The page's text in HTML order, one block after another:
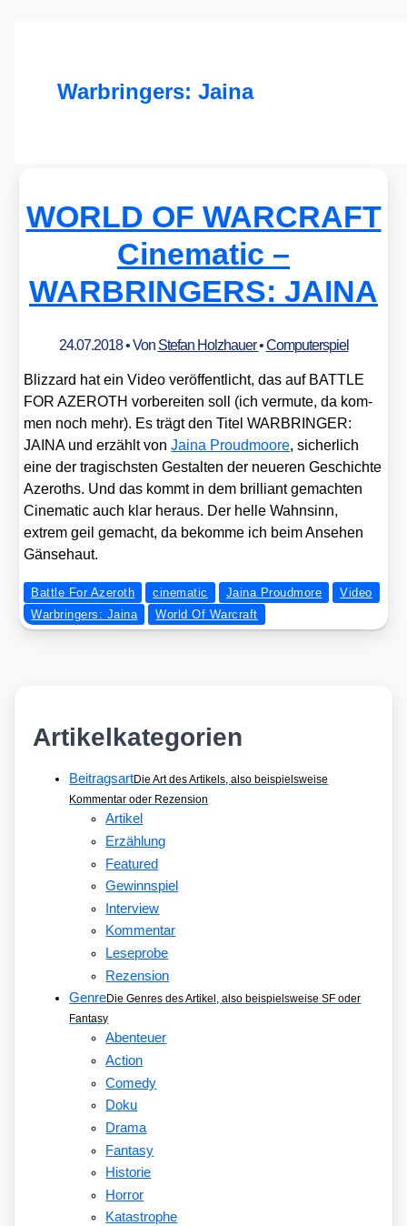
Warbringers: Jaina
WORLD OF WARCRAFT
Cinematic –
WARBRINGERS: JAINA
24.07.2018• Von Stefan Holzhauer•Computerspiel
Bliz­zard hat ein Video ver­öf­fent­licht, das auf BATTLE
FOR AZEROTH vor­be­rei­ten soll (ich ver­mu­te, da kom­
men noch mehr). Es trägt den Titel WARBRINGER:
JAINA und erzählt vonJai­na Proud­moo­re, sicher­lich
eine der tra­gischs­ten Gestal­ten der neue­ren Geschich­te
Azeroths. Und das kommt in dem bril­li­ant gemach­ten
Cine­ma­tic auch klar her­aus. Der hel­le Wahn­sinn,
extrem geil gemacht, da bekom­me ich beim Anse­hen
Gän­se­haut.
Battle For Azeroth cinematic Jaina Proudmore
Video
Warbringers: Jaina
World Of Warcraft
Artikelkategorien
BeitragsartDie Art des Artikels, also beispielsweise
Kommentar oder Rezension
Artikel
Erzählung
Featured
Gewinnspiel
Interview
Kommentar
Leseprobe
Rezension
GenreDie Genres des Artikel, also beispielsweise SF oder
Fantasy
Abenteuer
Action
Comedy
Doku
Drama
Fantasy
Historie
Horror
Katastrophe